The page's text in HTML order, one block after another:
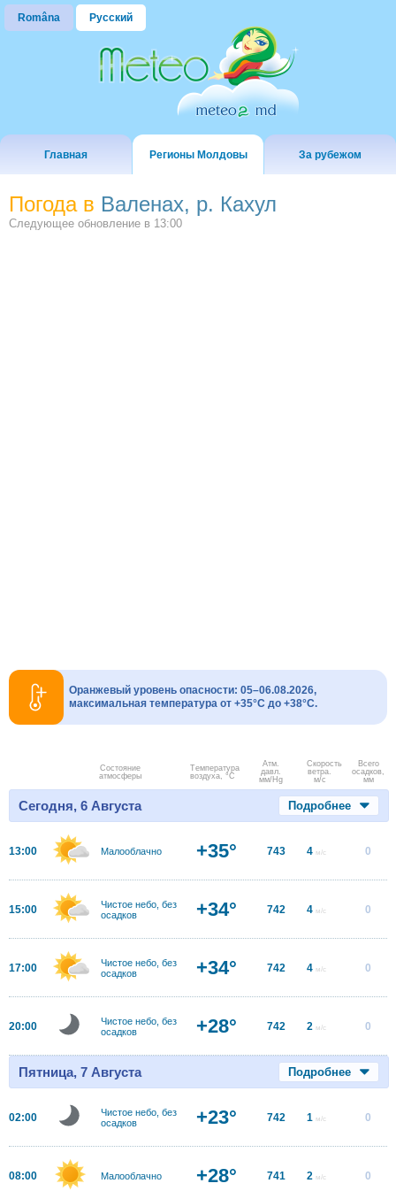
Româna Русский
Главная Регионы Молдовы За рубежом
Погода в Валенах, р. Кахул
Следующее обновление в 13:00
Оранжевый уровень опасности: 05–06.08.2026,
максимальная температура от +35°C до +38°C.
Состояние
атмосферы
Температура
воздуха, °C
Атм.
давл.
мм/Hg
Скорость
ветра.
м/с
Всего
осадков,
мм
Сегодня, 6 Августа Подробнее
13:00 Малооблачно +35° 743 4 м/с 0
15:00
Чистое небо, без
осадков
+34° 742 4 м/с 0
17:00
Чистое небо, без
осадков
+34° 742 4 м/с 0
20:00
Чистое небо, без
осадков
+28° 742 2 м/с 0
Пятница, 7 Августа Подробнее
02:00
Чистое небо, без
осадков
+23° 742 1 м/с 0
08:00 Малооблачно +28° 741 2 м/с 0